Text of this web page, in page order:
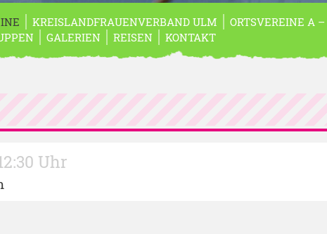
KREISLANDFRAUENVERBAND ULM ORTSVEREINE A
GALERIEN REISEN KONTAKT
Uhr